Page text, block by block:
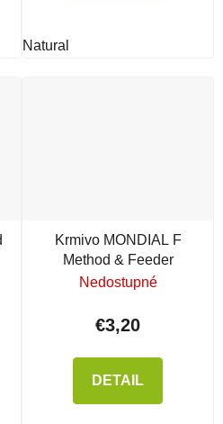
Natural
Krmivo MONDIAL F
Method & Feeder
Nedostupné
€3,20
DETAIL